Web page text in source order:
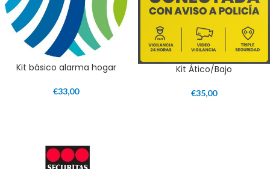
Kit básico alarma hogar
€33,00
Kit Ático/Bajo
€35,00